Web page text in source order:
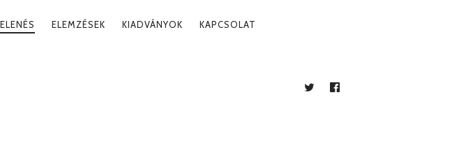
ELEMZÉSEK KIADVÁNYOK KAPCSOLAT
TWITTERFACEBOOK